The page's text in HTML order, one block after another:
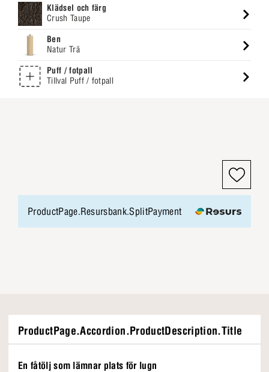
Klädsel och färg
Crush Taupe
Ben
Natur Trä
Puff / fotpall
Tillval Puff / fotpall
ProductPage.Resursbank.SplitPayment
ProductPage.Accordion.ProductDescription.Title
En fåtölj som lämnar plats för lugn